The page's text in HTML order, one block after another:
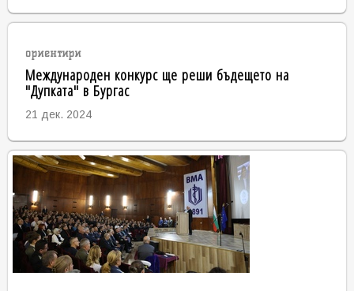
ориентири
Международен конкурс ще реши бъдещето на
"Дупката" в Бургас
21 дек. 2024